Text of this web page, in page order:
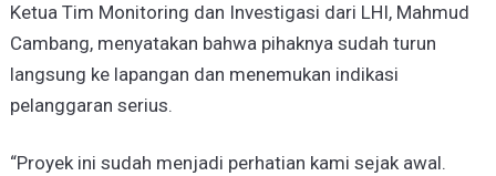
Ketua Tim Monitoring dan Investigasi dari LHI, Mahmud
Cambang, menyatakan bahwa pihaknya sudah turun
langsung ke lapangan dan menemukan indikasi
pelanggaran serius.
“Proyek ini sudah menjadi perhatian kami sejak awal.